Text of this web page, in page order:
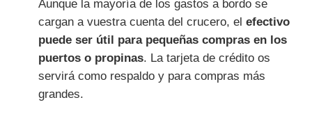
Aunque la mayoría de los gastos a bordo se
cargan a vuestra cuenta del crucero, el efectivo
puede ser útil para pequeñas compras en los
puertos o propinas. La tarjeta de crédito os
servirá como respaldo y para compras más
grandes.